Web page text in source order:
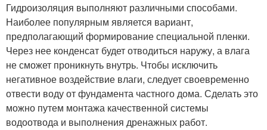
Гидроизоляция выполняют различными способами.
Наиболее популярным является вариант,
предполагающий формирование специальной пленки.
Через нее конденсат будет отводиться наружу, а влага
не сможет проникнуть внутрь. Чтобы исключить
негативное воздействие влаги, следует своевременно
отвести воду от фундамента частного дома. Сделать это
можно путем монтажа качественной системы
водоотвода и выполнения дренажных работ.